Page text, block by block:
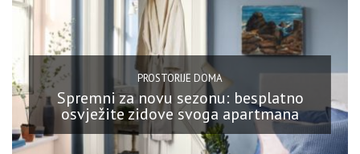
PROSTORIJE DOMA
Spremni za novu sezonu: besplatno
osvježite zidove svoga apartmana